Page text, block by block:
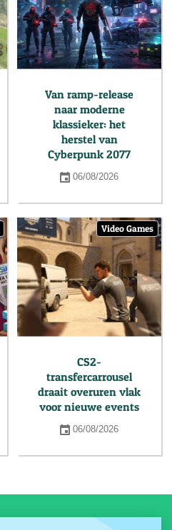
Van ramp-release
naar moderne
klassieker: het
herstel van
Cyberpunk 2077
06/08/2026
Video Games
CS2-
transfercarrousel
draait overuren vlak
voor nieuwe events
06/08/2026